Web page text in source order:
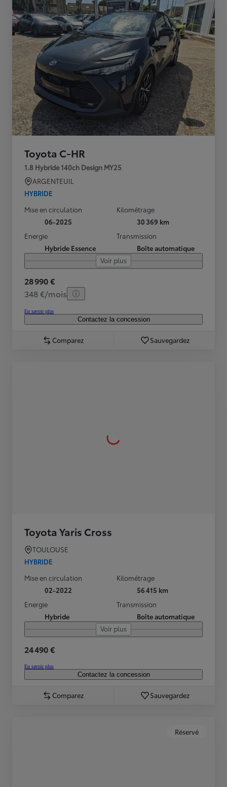
Toyota C-HR
1.8 Hybride 140ch Design MY25
ARGENTEUIL
HYBRIDE
Mise en circulation
06-2025
Kilométrage
30 369 km
Energie
Hybride Essence
Transmission
Boîte automatique
Voir plus
28 990 €
348 €/mois
En savoir plus
Contactez la concession
Comparez Sauvegardez
Toyota Yaris Cross
TOULOUSE
HYBRIDE
Mise en circulation
02-2022
Kilométrage
56 415 km
Energie
Hybride
Transmission
Boîte automatique
Voir plus
24 490 €
En savoir plus
Contactez la concession
Comparez Sauvegardez
Réservé